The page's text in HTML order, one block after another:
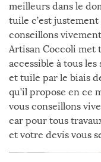
meilleurs dans le
tuile c’est
conseillons
Artisan Coccoli
accessible à tous
et tuile par le biais
qu’il propose en ce
vous conseillons
car pour tous
et votre devis vous